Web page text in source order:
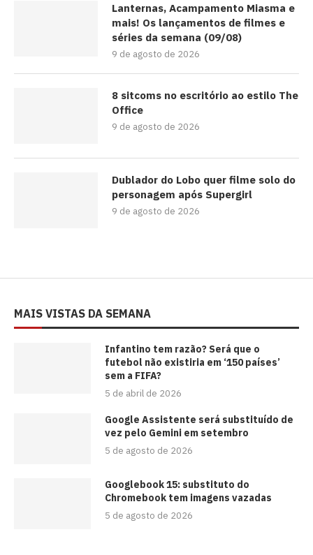
Lanternas, Acampamento Miasma e
mais! Os lançamentos de filmes e
séries da semana (09/08)
9 de agosto de 2026
8 sitcoms no escritório ao estilo The
Office
9 de agosto de 2026
Dublador do Lobo quer filme solo do
personagem após Supergirl
9 de agosto de 2026
MAIS VISTAS DA SEMANA
⁠Infantino tem razão? Será que o
futebol não existiria em ‘150 países’
sem a FIFA?
5 de abril de 2026
Google Assistente será substituído de
vez pelo Gemini em setembro
5 de agosto de 2026
Googlebook 15: substituto do
Chromebook tem imagens vazadas
5 de agosto de 2026